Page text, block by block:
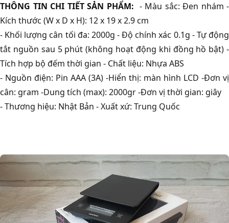
THÔNG TIN CHI TIẾT SẢN PHẨM: - Màu sắc: Đen nhám -
Kích thước (W x D x H): 12 x 19 x 2.9 cm
- Khối lượng cân tối đa: 2000g - Độ chính xác 0.1g - Tự động
tắt nguồn sau 5 phút (không hoạt động khi đồng hồ bật) -
Tích hợp bộ đếm thời gian - Chất liệu: Nhựa ABS
- Nguồn điện: Pin AAA (3A) -Hiển thị: màn hình LCD -Đơn vị
cân: gram -Dung tích (max): 2000gr -Đơn vị thời gian: giây
- Thương hiệu: Nhật Bản - Xuất xứ: Trung Quốc